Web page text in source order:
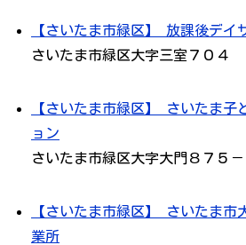
【さいたま市緑区】 放課後デ
さいたま市緑区大字三室７０４
【さいたま市緑区】 さいたま子
ョン
さいたま市緑区大字大門８７５－
【さいたま市緑区】 さいたま市
業所